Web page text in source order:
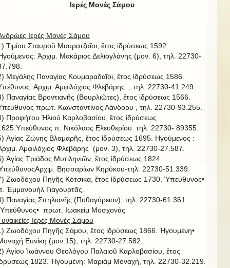
Ιερές Μονές Σάμου
Ιερές Μονές Σάμου
Τιμίου Σταυροῦ Μαυρατζαῖοι, ἔτος ἱδρύσεως 1592.
Ἀρχιμ. Μακάριος Δελιογλάνης (μον. 6), τηλ. 22730-
Μεγάλης Παναγίας Κουμαραδαῖοι, ἔτος ἱδρύσεως 1586.
Αρχιμ. Αμφιλόχιος Φλεβάρης , τηλ. 22730-41.249.
Παναγίας Βροντιανῆς (Βουρλιῶτες), ἔτος ἱδρύσεως 1566.
πρωτ. Κωνσταντίνος Λάνδορυ , τηλ. 22730-93.255.
Προφήτου Ἠλιού Καρλοβασίου, ἔτος ἱδρύσεως
π. Νικόλαος Ελευθερίου τηλ. 22730- 89355.
Ἁγίας Ζώνης Βλαμαρῆς, ἔτος ἱδρύσεως 1695. Ηγούμενος :
Αμφιλόχιος Φλεβάρης (μον. 3), τηλ. 22730-27.587.
Ἁγίας Τριάδος Μυτιληνιῶν, ἔτος ἱδρύσεως 1824.
Βησσαρίων Κηρύκου-τηλ. 22730-51.339.
Ζωοδόχου Πηγῆς Κότσικα, ἔτος ἱδρύσεως 1730. Ὑπεύθυνος•
Ἐμμανουήλ Γιαγουρτᾶς.
Παναγίας Σπηλιανῆς (Πυθαγόρειον), τηλ. 22730-61.361.
πρωτ. Ιωακείμ Μοσχονάς
Ιερές Μονές Σάμου
Ζωοδόχου Πηγῆς Σάμου, ἔτος ἱδρύσεως 1866. Ἡγουμένη•
Ευνίκη (μον.15), τηλ. 22730-27.582.
Ἁγίου Ἰωάννου Θεολόγου Παλαιοῦ Καρλοβασίου, ἔτος
1823. Ἡγουμένη: Μαριάμ Μοναχή, τηλ. 22730-32.219.